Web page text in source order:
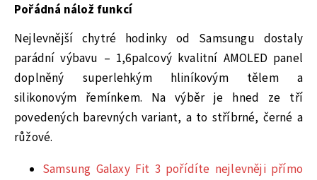
Pořádná nálož funkcí
Nejlevnější chytré hodinky od Samsungu dostaly
parádní výbavu – 1,6palcový kvalitní AMOLED panel
doplněný superlehkým hliníkovým tělem a
silikonovým řemínkem. Na výběr je hned ze tří
povedených barevných variant, a to stříbrné, černé a
růžové.
Samsung Galaxy Fit 3 pořídíte nejlevněji přímo